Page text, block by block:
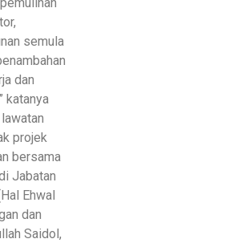
semula
dan
katanya
projek
bersama
Jabatan
Ehwal
dan
Saidol,